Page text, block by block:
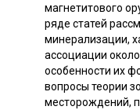
магнетитового
ряде статей
минерализации,
ассоциации
особенности их
вопросы теории
месторождений,